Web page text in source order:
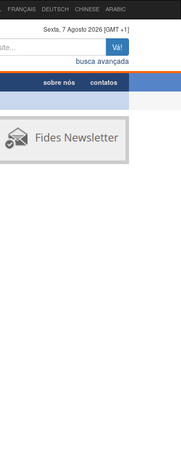
FRANÇAIS DEUTSCH CHINESE ARABIC
Sexta, 7 Agosto 2026 [GMT +1]
Vá!
busca avançada
sobre nós contatos